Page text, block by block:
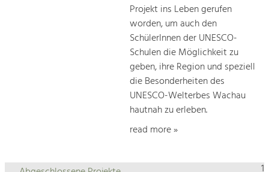
Projekt ins Leben gerufen
worden, um auch den
SchülerInnen der UNESCO-
Schulen die Möglichkeit zu
geben, ihre Region und speziell
die Besonderheiten des
UNESCO-Welterbes Wachau
hautnah zu erleben.
read more »